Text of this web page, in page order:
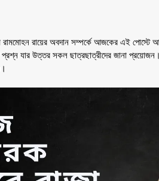
রামমোহন রায়ের অবদান সম্পর্কে আজকের এই পোস্টে
যার উত্তর সকল ছাত্রছাত্রীদের জানা প্রয়োজন।